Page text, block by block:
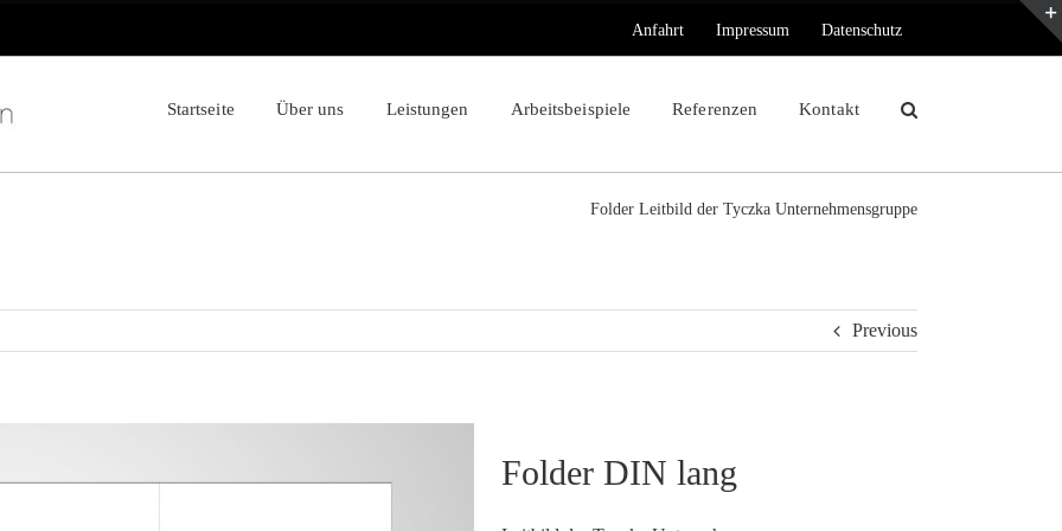
Anfahrt Impressum Datenschutz
Startseite Über uns Leistungen Arbeitsbeispiele Referenzen Kontakt
Folder Leitbild der Tyczka Unternehmensgruppe
Previous
Folder DIN lang